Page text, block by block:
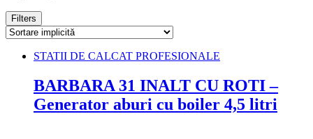
Filters
STATII DE CALCAT PROFESIONALE
BARBARA 31 INALT CU ROTI –
Generator aburi cu boiler 4,5 litri